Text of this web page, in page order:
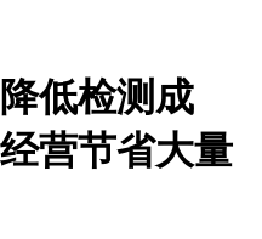
低检测成
营节省大量